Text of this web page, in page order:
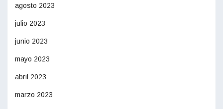
agosto 2023
julio 2023
junio 2023
mayo 2023
abril 2023
marzo 2023